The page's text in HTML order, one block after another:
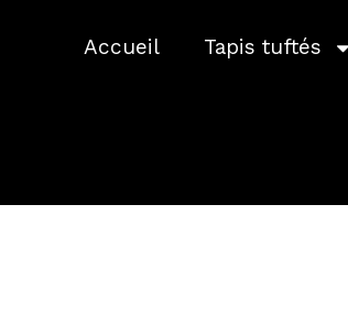
Accueil Tapis tuftés